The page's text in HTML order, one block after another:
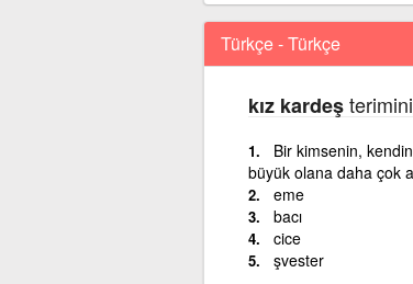
Türkçe - Türkçe
kız kardeş
Bir kimsenin,
büyük olana daha çok
eme
bacı
cice
şvester